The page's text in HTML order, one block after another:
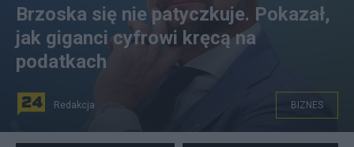
Brzoska się nie patyczkuje. Pokazał,
jak giganci cyfrowi kręcą na
podatkach
Redakcja BIZNES